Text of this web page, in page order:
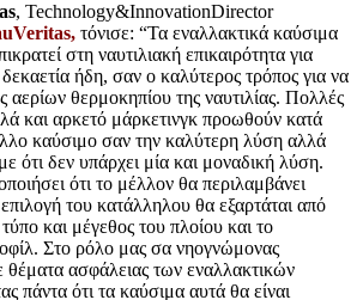
, Technology&InnovationDirector
, τόνισε: “Τα εναλλακτικά καύσιμα
στη ναυτιλιακή επικαιρότητα για
ήδη, σαν ο καλύτερος τρόπος για να
αερίων θερμοκηπίου της ναυτιλίας. Πολλές
και αρκετό μάρκετινγκ προωθούν κατά
καύσιμο σαν την καλύτερη λύση αλλά
ότι δεν υπάρχει μία και μοναδική λύση.
ότι το μέλλον θα περιλαμβάνει
του κατάλληλου θα εξαρτάται από
και μέγεθος του πλοίου και το
Στο ρόλο μας σα νηογνώμονας
θέματα ασφάλειας των εναλλακτικών
πάντα ότι τα καύσιμα αυτά θα είναι